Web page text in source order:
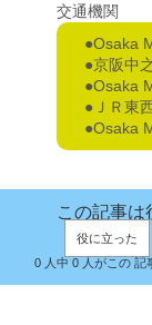
交通機関
●Osaka
●京阪中
●Osaka
●ＪＲ東
●Osaka
この記事は
役に立った
0 人中 0 人がこの 記